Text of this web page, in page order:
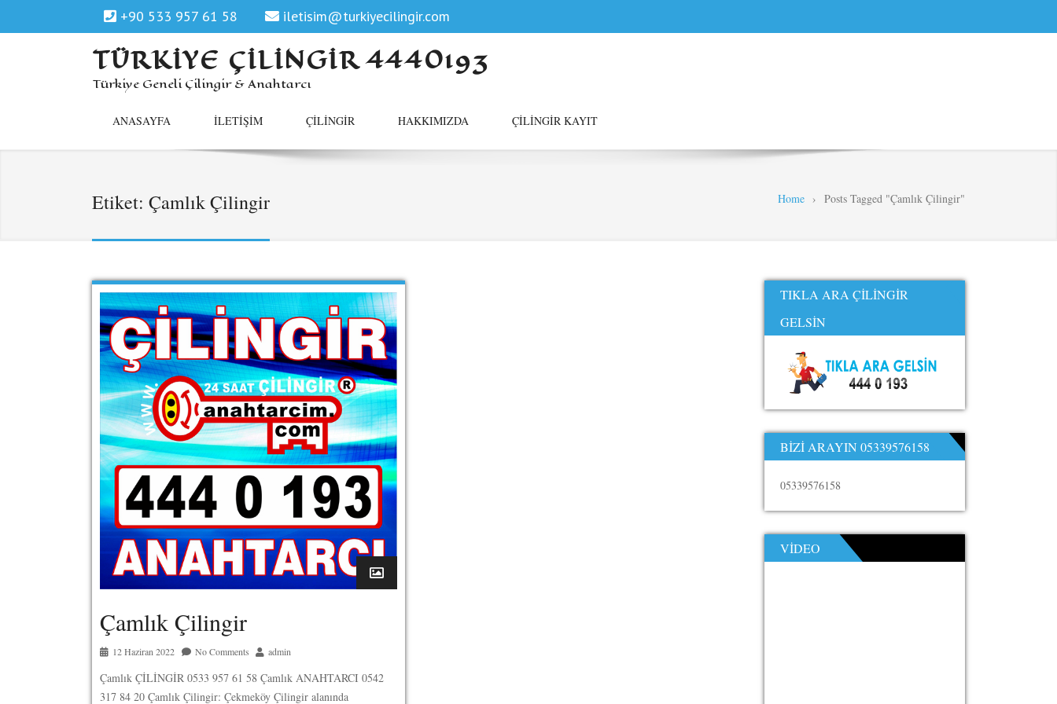
+90 533 957 61 58 iletisim@turkiyecilingir.com
TÜRKIYE ÇILINGIR 4440193
Türkiye Geneli Çilingir & Anahtarcı
ANASAYFA İLETIŞIM ÇILINGIR HAKKIMIZDA ÇILINGIR KAYIT
Etiket: Çamlık Çilingir Home › Posts Tagged "Çamlık Çilingir"
Çamlık Çilingir
12 Haziran 2022 No Comments admin
Çamlık ÇİLİNGİR 0533 957 61 58 Çamlık ANAHTARCI 0542
317 84 20 Çamlık Çilingir: Çekmeköy Çilingir alanında
TIKLA ARA ÇILINGIR
GELSIN
BIZI ARAYIN 05339576158
05339576158
VIDEO